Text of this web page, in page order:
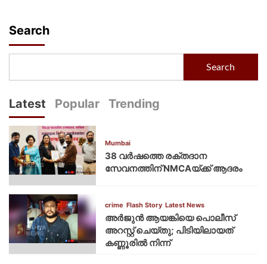
Search
Search
Latest Popular Trending
Mumbai
38 വർഷത്തെ രക്തദാന
സേവനത്തിന് NMCAയ്ക്ക് ആദരം
crime Flash Story Latest News
അർജുൻ ആയങ്കിയെ പൊലീസ്
അറസ്റ്റ് ചെയ്‌തു; പിടിയിലായത്
കണ്ണൂരിൽ നിന്ന്